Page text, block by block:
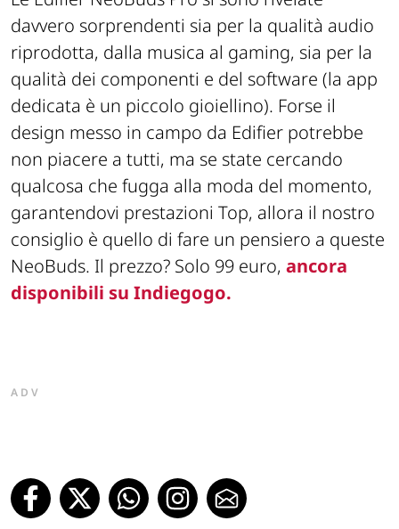
davvero sorprendenti sia per la qualità audio
riprodotta, dalla musica al gaming, sia per la
qualità dei componenti e del software (la app
dedicata è un piccolo gioiellino). Forse il
design messo in campo da Edifier potrebbe
non piacere a tutti, ma se state cercando
qualcosa che fugga alla moda del momento,
garantendovi prestazioni Top, allora il nostro
consiglio è quello di fare un pensiero a queste
NeoBuds. Il prezzo? Solo 99 euro, ancora
disponibili su Indiegogo.
ADV